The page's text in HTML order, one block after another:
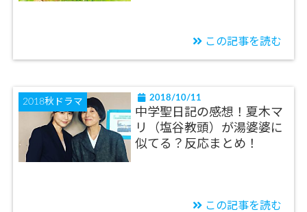
この記事を読む
2018秋ドラマ 2018/10/11
中学聖日記の感想！夏木マ
リ（塩谷教頭）が湯婆婆に
似てる？反応まとめ！
この記事を読む